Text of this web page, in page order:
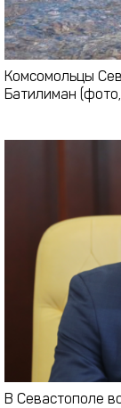
Комсомольцы
Батилиман
В Севастополе